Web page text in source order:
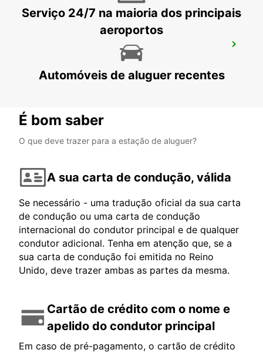
Serviço 24/7 na maioria dos principais
aeroportos
Automóveis de aluguer recentes
É bom saber
O que deve trazer para a estação de aluguer?
A sua carta de condução, válida
Se necessário - uma tradução oficial da sua carta
de condução ou uma carta de condução
internacional do condutor principal e de qualquer
condutor adicional. Tenha em atenção que, se a
sua carta de condução foi emitida no Reino
Unido, deve trazer ambas as partes da mesma.
Cartão de crédito com o nome e
apelido do condutor principal
Em caso de pré-pagamento, o cartão de crédito